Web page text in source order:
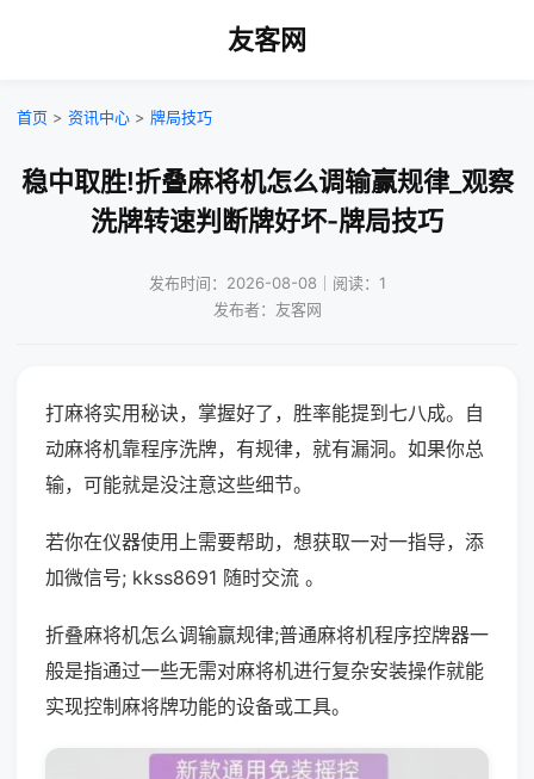
友客网
首页 > 资讯中心 > 牌局技巧
稳中取胜!折叠麻将机怎么调输赢规律_观察
洗牌转速判断牌好坏-牌局技巧
发布时间：2026-08-08｜阅读：1
发布者：友客网
打麻将实用秘诀，掌握好了，胜率能提到七八成。自
动麻将机靠程序洗牌，有规律，就有漏洞。如果你总
输，可能就是没注意这些细节。
若你在仪器使用上需要帮助，想获取一对一指导，添
加微信号; kkss8691 随时交流 。
折叠麻将机怎么调输赢规律;普通麻将机程序控牌器一
般是指通过一些无需对麻将机进行复杂安装操作就能
实现控制麻将牌功能的设备或工具。